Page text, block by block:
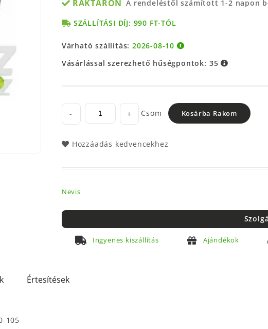
RAKTÁRON A rendeléstől számított 1-2 napon
SZÁLLÍTÁSI DÍJ: 990 FT-TÓL
Várható szállítás:2026-08-10
Vásárlással szerezhető hűségpontok: 35
- + Csom Kosárba Rakom
Hozzáadás kedvencekhez
Nevis
Ingyenes kiszállítás Ajándékok
Értesítések
105